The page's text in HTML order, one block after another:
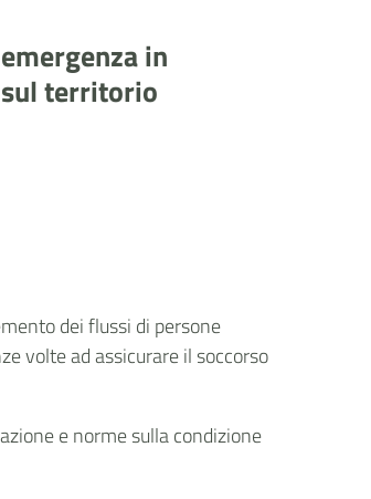
in
sul territorio
dei flussi di persone
volte ad assicurare il soccorso
e norme sulla condizione